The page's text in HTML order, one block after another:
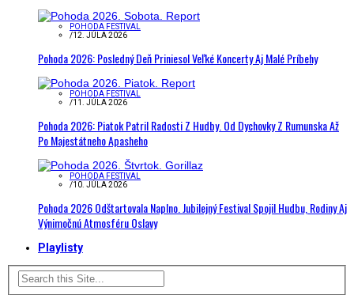
POHODA FESTIVAL
/12. JÚLA 2026
Pohoda 2026: Posledný Deň Priniesol Veľké Koncerty Aj Malé Príbehy
POHODA FESTIVAL
/11. JÚLA 2026
Pohoda 2026: Piatok Patril Radosti Z Hudby. Od Dychovky Z Rumunska Až
Po Majestátneho Apasheho
POHODA FESTIVAL
/10. JÚLA 2026
Pohoda 2026 Odštartovala Naplno. Jubilejný Festival Spojil Hudbu, Rodiny Aj
Výnimočnú Atmosféru Oslavy
Playlisty